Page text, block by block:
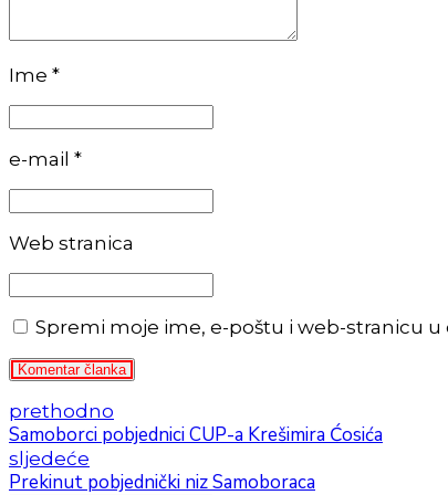
Ime *
e-mail *
Web stranica
Spremi moje ime, e-poštu i web-stranicu
Komentar članka
prethodno
Samoborci pobjednici CUP-a Krešimira Ćosića
sljedeće
Prekinut pobjednički niz Samoboraca